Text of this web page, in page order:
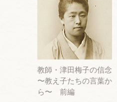
教師・津田梅子の信念
〜教え子たちの言葉か
ら〜 前編